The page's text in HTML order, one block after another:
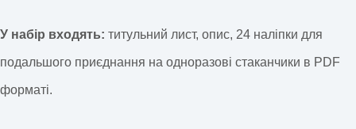
У набір входять: титульний лист, опис, 24 наліпки для
подальшого приєднання на одноразові стаканчики в PDF
форматі.